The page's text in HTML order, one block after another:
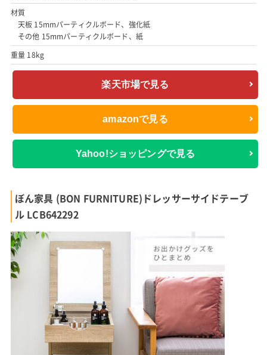
材質
天板 15mmパーティクルボード、強化紙
その他 15mmパーティクルボード、紙
重量 18kg
楽天市場で見る
amazonで見る
Yahoo!ショッピングで見る
ぼん家具 (BON FURNITURE)ドレッサーサイドテーブ
ル LCB642292